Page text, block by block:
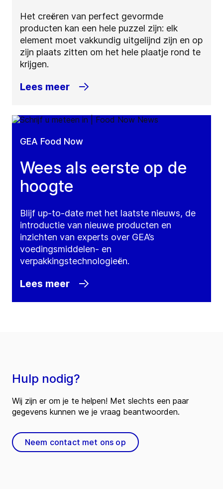
Het creëren van perfect gevormde
producten kan een hele puzzel zijn: elk
element moet vakkundig uitgelijnd zijn en op
zijn plaats zitten om het hele plaatje rond te
krijgen.
Lees meer
GEA Food Now
Wees als eerste op de
hoogte
Blijf up-to-date met het laatste nieuws, de
introductie van nieuwe producten en
inzichten van experts over GEA’s
voedingsmiddelen- en
verpakkingstechnologieën.
Lees meer
Hulp nodig?
Wij zijn er om je te helpen! Met slechts een paar
gegevens kunnen we je vraag beantwoorden.
Neem contact met ons op